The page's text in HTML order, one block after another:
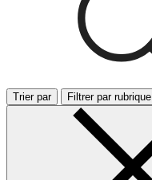
Trier par Filtrer par rubrique